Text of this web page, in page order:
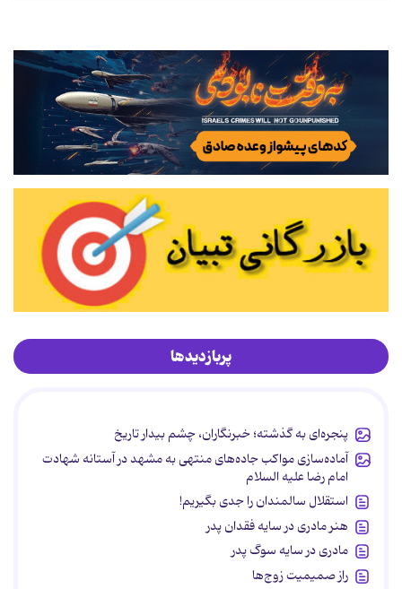
پربازدیدها
پنجره‌ای به گذشته؛ خبرنگاران، چشم بیدار تاریخ
آماده‌سازی مواکب جاده‌های منتهی به مشهد در آستانه شهادت
امام رضا علیه السلام
استقلال سالمندان را جدی بگیریم!
هنر مادری در سایه‌ فقدان پدر
مادری در سایه سوگ پدر
راز صمیمیت زوج‌ها